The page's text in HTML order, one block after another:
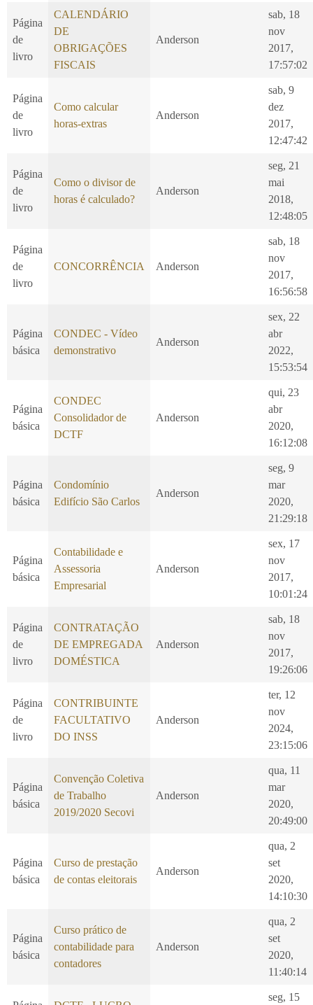
Página
de
livro
CALENDÁRIO
DE
OBRIGAÇÕES
FISCAIS
Anderson
sab, 18
nov
2017,
17:57:02
Página
de
livro
Como calcular
horas-extras
Anderson
sab, 9
dez
2017,
12:47:42
Página
de
livro
Como o divisor de
horas é calculado?
Anderson
seg, 21
mai
2018,
12:48:05
Página
de
livro
CONCORRÊNCIA Anderson
sab, 18
nov
2017,
16:56:58
Página
básica
CONDEC - Vídeo
demonstrativo
Anderson
sex, 22
abr
2022,
15:53:54
Página
básica
CONDEC
Consolidador de
DCTF
Anderson
qui, 23
abr
2020,
16:12:08
Página
básica
Condomínio
Edifício São Carlos
Anderson
seg, 9
mar
2020,
21:29:18
Página
básica
Contabilidade e
Assessoria
Empresarial
Anderson
sex, 17
nov
2017,
10:01:24
Página
de
livro
CONTRATAÇÃO
DE EMPREGADA
DOMÉSTICA
Anderson
sab, 18
nov
2017,
19:26:06
Página
de
livro
CONTRIBUINTE
FACULTATIVO
DO INSS
Anderson
ter, 12
nov
2024,
23:15:06
Página
básica
Convenção Coletiva
de Trabalho
2019/2020 Secovi
Anderson
qua, 11
mar
2020,
20:49:00
Página
básica
Curso de prestação
de contas eleitorais
Anderson
qua, 2
set
2020,
14:10:30
Página
básica
Curso prático de
contabilidade para
contadores
Anderson
qua, 2
set
2020,
11:40:14
seg, 15